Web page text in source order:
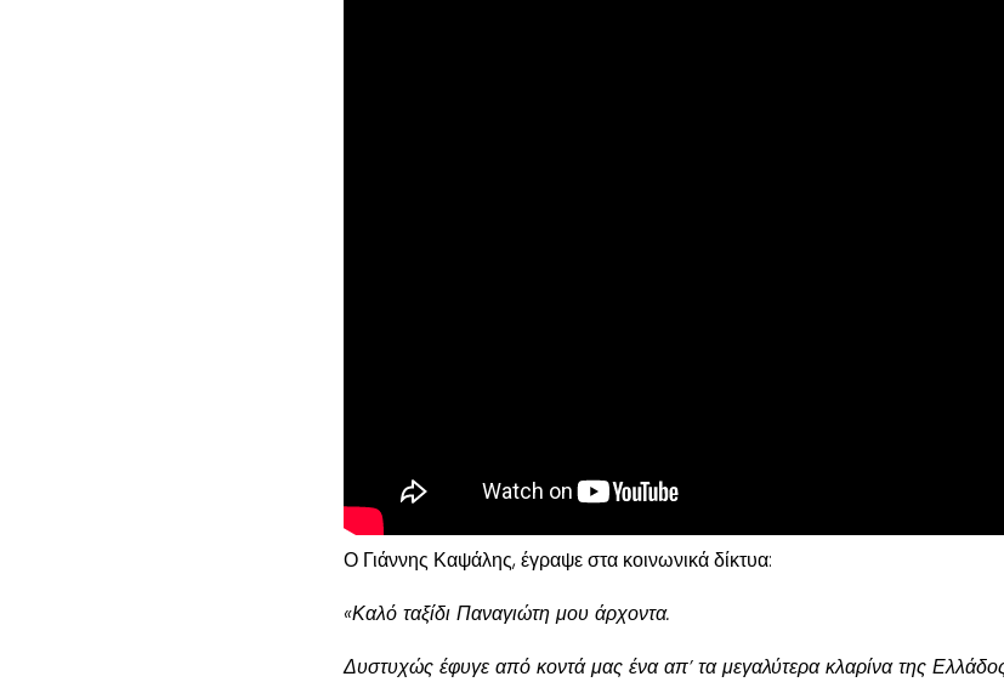
Ο Γιάννης Καψάλης, έγραψε στα κοινωνικά δίκτυα:
«Καλό ταξίδι Παναγιώτη μου άρχοντα.
Δυστυχώς έφυγε από κοντά μας ένα απ’ τα μεγαλύτερα κλαρίνα της